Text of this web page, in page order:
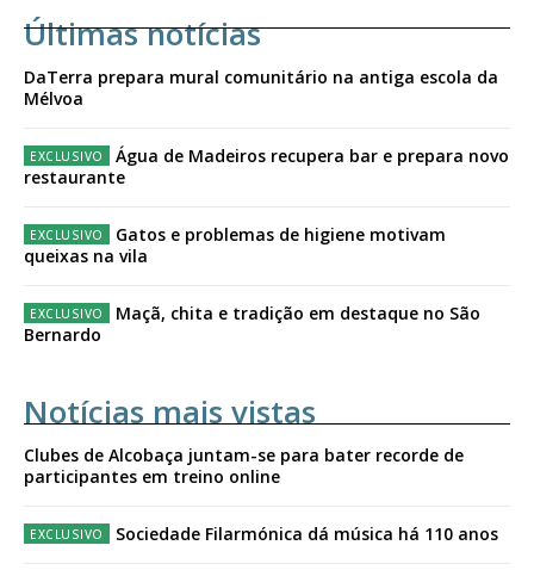
Últimas notícias
DaTerra prepara mural comunitário na antiga escola da
Mélvoa
Água de Madeiros recupera bar e prepara novo
restaurante
Gatos e problemas de higiene motivam
queixas na vila
Maçã, chita e tradição em destaque no São
Bernardo
Notícias mais vistas
Clubes de Alcobaça juntam-se para bater recorde de
participantes em treino online
Sociedade Filarmónica dá música há 110 anos